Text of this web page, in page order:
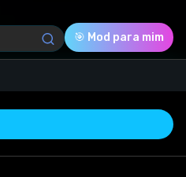
🎯 Mod para mim